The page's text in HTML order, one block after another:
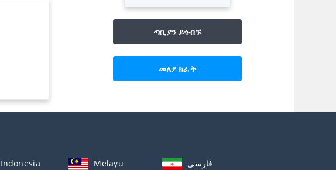
ጣቢያን ይጎብኙ
መለያ ክፈት
Indonesia Melayu فارسی